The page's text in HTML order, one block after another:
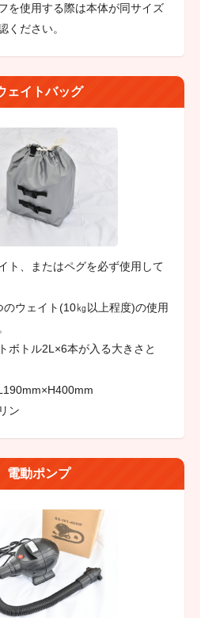
を使用する際は本体が同サイズ
ください。
ェイトバッグ
ト、またはペグを必ず使用して
ウェイト(10㎏以上程度)の使用
ボトル2L×6本が入る大きさと
ン
電動ポンプ